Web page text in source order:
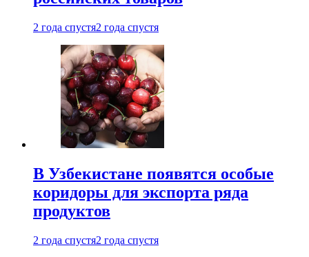
2 года спустя2 года спустя
В Узбекистане появятся особые
коридоры для экспорта ряда
продуктов
2 года спустя2 года спустя